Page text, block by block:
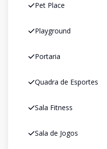
Pet Place
Playground
Portaria
Quadra de Esportes
Sala Fitness
Sala de Jogos